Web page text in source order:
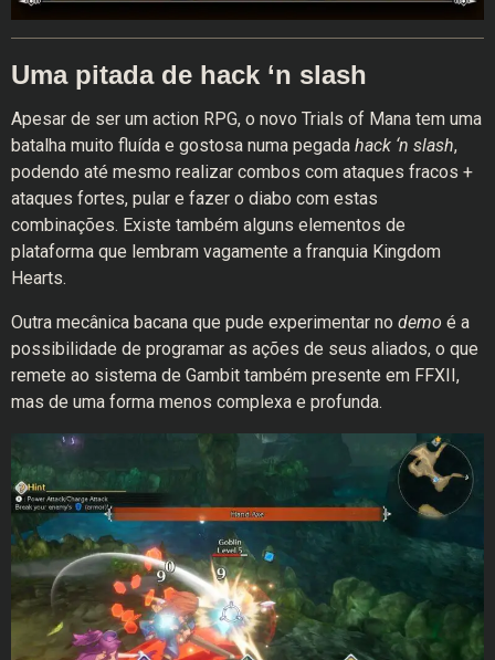
Uma pitada de hack ‘n slash
Apesar de ser um action RPG, o novo Trials of Mana tem uma
batalha muito fluída e gostosa numa pegada hack ‘n slash,
podendo até mesmo realizar combos com ataques fracos +
ataques fortes, pular e fazer o diabo com estas
combinações. Existe também alguns elementos de
plataforma que lembram vagamente a franquia Kingdom
Hearts.
Outra mecânica bacana que pude experimentar no demo é a
possibilidade de programar as ações de seus aliados, o que
remete ao sistema de Gambit também presente em FFXII,
mas de uma forma menos complexa e profunda.